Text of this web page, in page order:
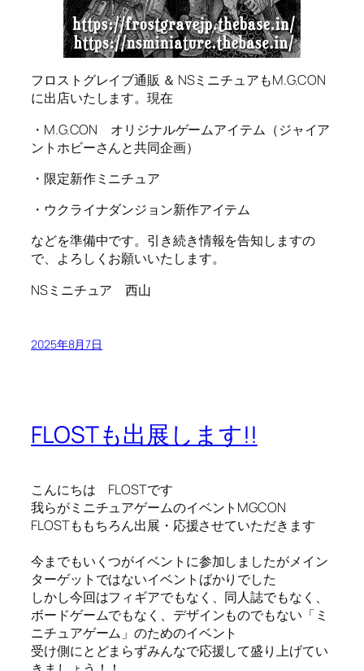
フロストグレイブ通販 ＆ NSミニチュアもM.G.CON
に出店いたします。現在
・M.G.CON オリジナルゲームアイテム（ジャイア
ントホビーさんと共同企画）
・限定新作ミニチュア
・ウクライナダンジョン新作アイテム
などを準備中です。引き続き情報を告知しますの
で、よろしくお願いいたします。
NSミニチュア 西山
2025年8月7日
FLOSTも出展します!!
こんにちは FLOSTです
我らがミニチュアゲームのイベントMGCON
FLOSTももちろん出展・応援させていただきます
今までもいくつがイベントに参加しましたがメイン
ターゲットではないイベントばかりでした
しかし今回はフィギアでもなく、同人誌でもなく、
ボードゲームでもなく、デザインものでもない「ミ
ニチュアゲーム」のためのイベント
受け側にとどまらずみんなで応援して盛り上げてい